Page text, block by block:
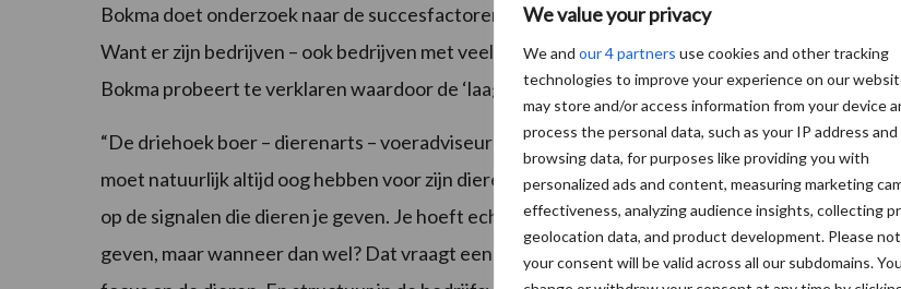
We value your privacy
We and our 4 partners use cookies and other tracking
technologies to improve your experience on our
may store and/or access information from your device
process the personal data, such as your IP address and
browsing data, for purposes like providing you with
personalized ads and content, measuring marketing
effectiveness, analyzing audience insights, collecting
geolocation data, and product development. Please
your consent will be valid across all our subdomains.
Bokma doet onderzoek naar de succesfactoren voor een laag antibioticagebruik in de
Want er zijn bedrijven – ook bedrijven met veel dieren – die relatief weinig antibiotica gebruiken.
Bokma probeert te verklaren waardoor de ‘laagverbruikers’ zo succesvol zijn.
“De driehoek boer – dierenarts – voeradviseur lijkt een hele belangrijke te zijn.”, legt ze uit. “Een
moet natuurlijk altijd oog hebben voor zijn dieren, maar zonder antibiotica moet je extra scherp
op de signalen die dieren je geven. Je hoeft echt niet bij het eerste kuchje meteen medicijnen
geven, maar wanneer dan wel? Dat vraagt een stuk vakmanschap, fingerspitzengefühl, een